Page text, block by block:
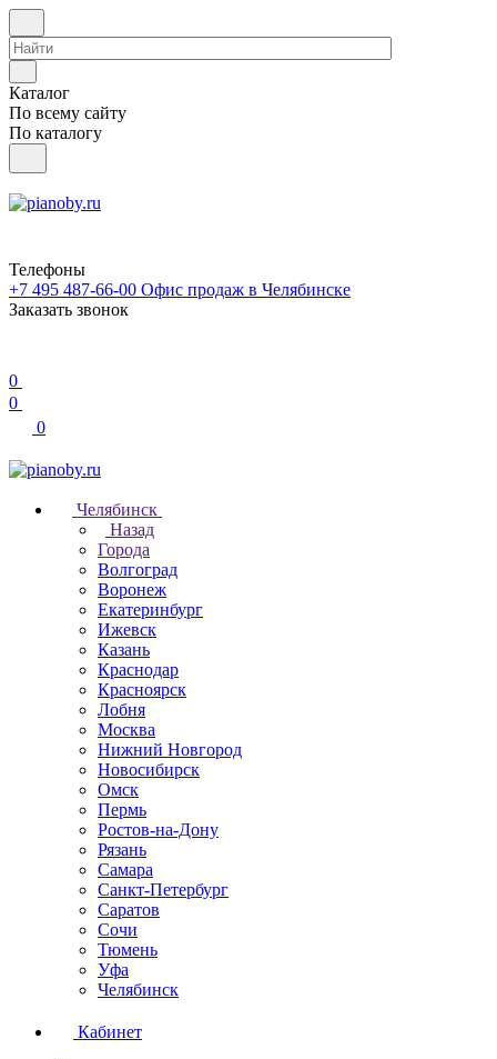
Каталог
По всему сайту
По каталогу
Телефоны
+7 495 487-66-00 Офис продаж в Челябинске
Заказать звонок
0
0
0
Челябинск
Назад
Города
Волгоград
Воронеж
Екатеринбург
Ижевск
Казань
Краснодар
Красноярск
Лобня
Москва
Нижний Новгород
Новосибирск
Омск
Пермь
Ростов-на-Дону
Рязань
Самара
Санкт-Петербург
Саратов
Сочи
Тюмень
Уфа
Челябинск
Кабинет